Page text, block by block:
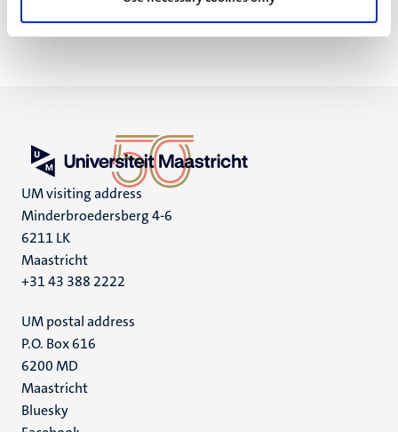
UM visiting address
Minderbroedersberg 4-6
6211 LK
Maastricht
+31 43 388 2222
UM postal address
P.O. Box 616
6200 MD
Maastricht
Social
Bluesky